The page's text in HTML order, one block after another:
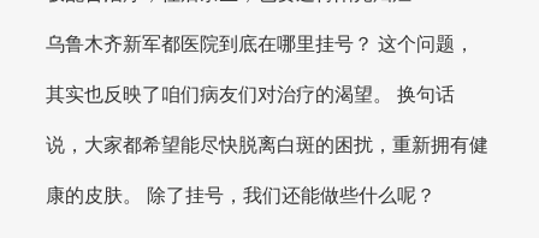
乌鲁木齐新军都医院到底在哪里挂号？ 这个问题，
其实也反映了咱们病友们对治疗的渴望。 换句话
说，大家都希望能尽快脱离白斑的困扰，重新拥有健
康的皮肤。 除了挂号，我们还能做些什么呢？